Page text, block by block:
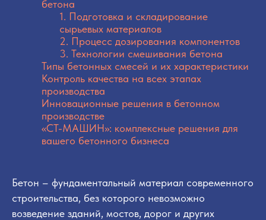
бетона
1. Подготовка и складирование
сырьевых материалов
2. Процесс дозирования компонентов
3. Технологии смешивания бетона
Типы бетонных смесей и их характеристики
Контроль качества на всех этапах
производства
Инновационные решения в бетонном
производстве
«СТ-МАШИН»: комплексные решения для
вашего бетонного бизнеса
Бетон – фундаментальный материал современного
строительства, без которого невозможно
возведение зданий, мостов, дорог и других